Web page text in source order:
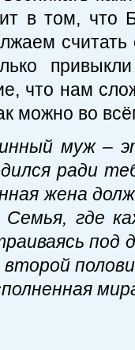
в том, что
что нам
можно во
муж –
ради
жена
Семья, где
под
второй